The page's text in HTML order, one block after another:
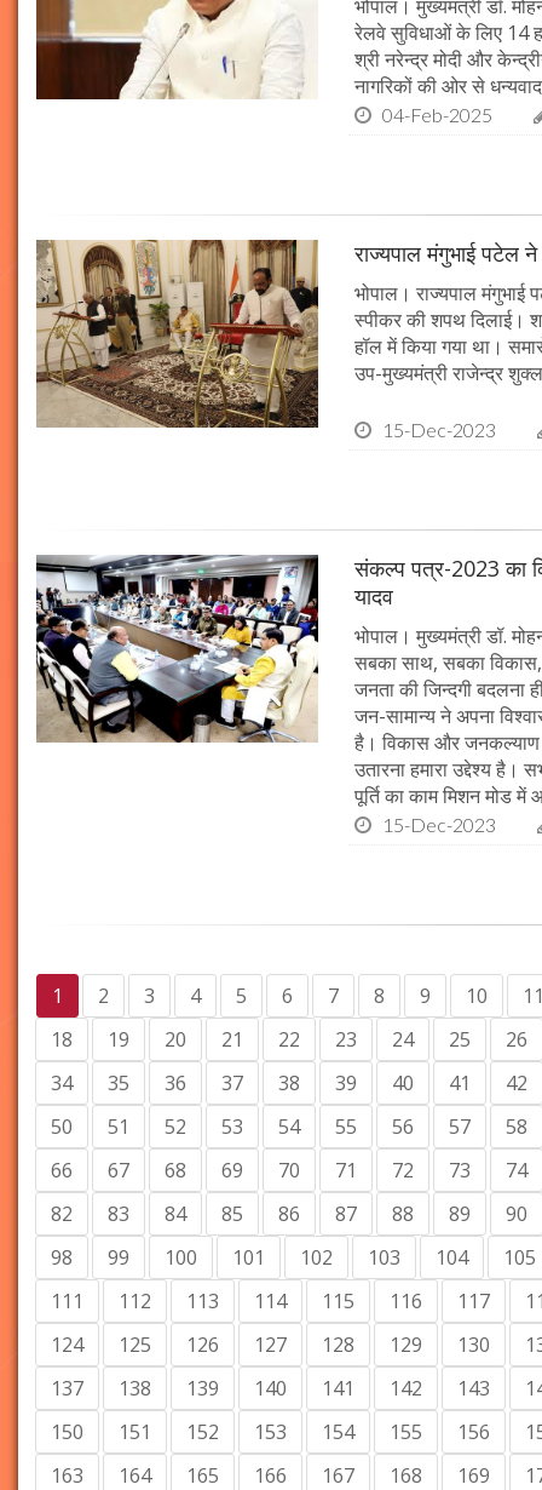
भोपाल। मुख्यमंत्री डॉ.
रेलवे सुविधाओं के लिए 14
श्री नरेन्द्र मोदी और
नागरिकों की ओर से
04-Feb-2025
राज्यपाल मंगुभाई पटेल ने
भोपाल। राज्यपाल मंगुभाई
स्पीकर की शपथ दिलाई।
हॉल में किया गया था।
उप-मुख्यमंत्री राजेन्द्र
15-Dec-2023
संकल्प पत्र-2023 का
यादव
भोपाल। मुख्यमंत्री डॉ.
सबका साथ, सबका
जनता की जिन्दगी बदलना
जन-सामान्य ने अपना
है। विकास और
उतारना हमारा उद्देश्य
पूर्ति का काम मिशन मोड
15-Dec-2023
1 2 3 4 5 6 7 8 9 10
18
19 20 21 22 23 24 25
26
34
35 36 37 38 39 40 41
42
50
51 52 53 54 55 56 57
58
66
67 68 69 70 71 72 73
74
82
83 84 85 86 87 88 89
90
98
99 100 101 102 103 104
105
111
112 113 114 115 116 117
124
125 126 127 128 129 130
137
138 139 140 141 142 143
150
151 152 153 154 155 156
163
164 165 166 167 168 169